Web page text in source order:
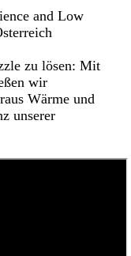
and Low
zu lösen: Mit
wir
Wärme und
unserer